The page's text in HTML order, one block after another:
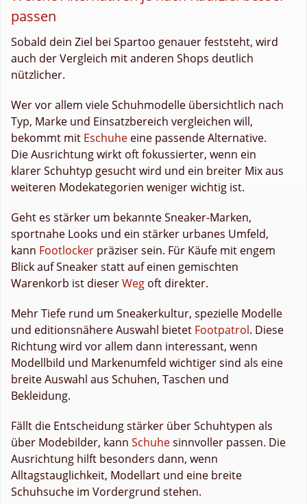
passen
Sobald dein Ziel bei Spartoo genauer feststeht, wird
auch der Vergleich mit anderen Shops deutlich
nützlicher.
Wer vor allem viele Schuhmodelle übersichtlich nach
Typ, Marke und Einsatzbereich vergleichen will,
bekommt mit Eschuhe eine passende Alternative.
Die Ausrichtung wirkt oft fokussierter, wenn ein
klarer Schuhtyp gesucht wird und ein breiter Mix aus
weiteren Modekategorien weniger wichtig ist.
Geht es stärker um bekannte Sneaker-Marken,
sportnahe Looks und ein stärker urbanes Umfeld,
kann Footlocker präziser sein. Für Käufe mit engem
Blick auf Sneaker statt auf einen gemischten
Warenkorb ist dieserWeg oft direkter.
Mehr Tiefe rund um Sneakerkultur, spezielle Modelle
und editionsnähere Auswahl bietet Footpatrol. Diese
Richtung wird vor allem dann interessant, wenn
Modellbild und Markenumfeld wichtiger sind als eine
breite Auswahl aus Schuhen, Taschen und
Bekleidung.
Fällt die Entscheidung stärker über Schuhtypen als
über Modebilder, kann Schuhesinnvoller passen. Die
Ausrichtung hilft besonders dann, wenn
Alltagstauglichkeit, Modellart und eine breite
Schuhsuche im Vordergrund stehen.